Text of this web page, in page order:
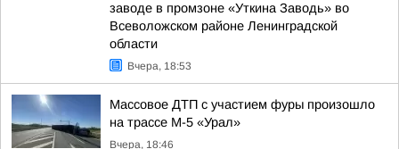
заводе в промзоне «Уткина Заводь» во
Всеволожском районе Ленинградской
области
Вчера, 18:53
Массовое ДТП с участием фуры произошло
на трассе М-5 «Урал»
Вчера, 18:46